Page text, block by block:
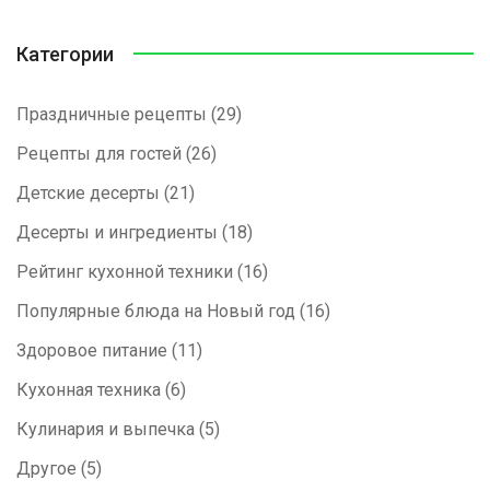
Категории
Праздничные рецепты (29)
Рецепты для гостей (26)
Детские десерты (21)
Десерты и ингредиенты (18)
Рейтинг кухонной техники (16)
Популярные блюда на Новый год (16)
Здоровое питание (11)
Кухонная техника (6)
Кулинария и выпечка (5)
Другое (5)